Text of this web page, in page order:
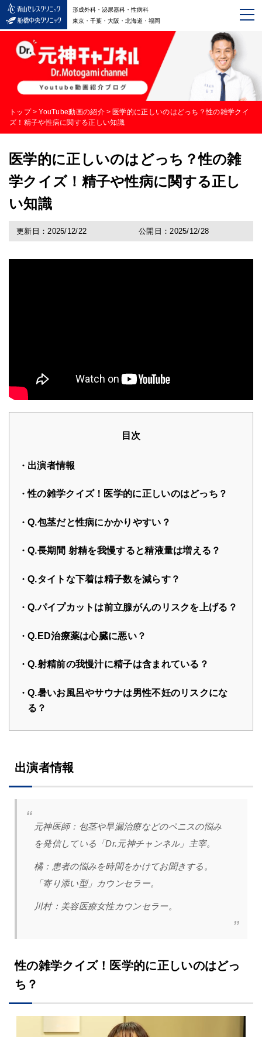
形成外科・泌尿器科・性病科
東京・千葉・大阪・北海道・福岡
トップ > YouTube動画の紹介 > 医学的に正しいのはどっち？性の雑学クイ
ズ！精子や性病に関する正しい知識
医学的に正しいのはどっち？性の雑
学クイズ！精子や性病に関する正し
い知識
更新日：2025/12/22 公開日：2025/12/28
目次
出演者情報
性の雑学クイズ！医学的に正しいのはどっち？
Q.包茎だと性病にかかりやすい？
Q.長期間 射精を我慢すると精液量は増える？
Q.タイトな下着は精子数を減らす？
Q.パイプカットは前立腺がんのリスクを上げる？
Q.ED治療薬は心臓に悪い？
Q.射精前の我慢汁に精子は含まれている？
Q.暑いお風呂やサウナは男性不妊のリスクにな
る？
出演者情報
元神医師： 包茎や早漏治療などのペニスの悩み
を発信している「Dr.元神チャンネル」主宰。
橘： 患者の悩みを時間をかけてお聞きする。
「寄り添い型」カウンセラー。
川村：美容医療女性カウンセラー。
性の雑学クイズ！医学的に正しいのはどっ
ち？